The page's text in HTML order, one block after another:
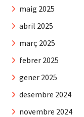
maig 2025
abril 2025
març 2025
febrer 2025
gener 2025
desembre 2024
novembre 2024